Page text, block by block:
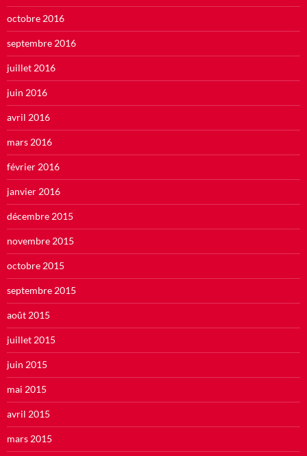
octobre 2016
septembre 2016
juillet 2016
juin 2016
avril 2016
mars 2016
février 2016
janvier 2016
décembre 2015
novembre 2015
octobre 2015
septembre 2015
août 2015
juillet 2015
juin 2015
mai 2015
avril 2015
mars 2015